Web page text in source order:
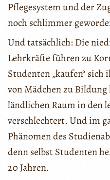
Pflegesystem und der
noch schlimmer
Und tatsächlich: Die
Lehrkräfte führen zu
Studenten „kaufen“
von Mädchen zu
ländlichen Raum in den
verschlechtert. Und im
Phänomen des
denn selbst Studenten
20 Jahren.